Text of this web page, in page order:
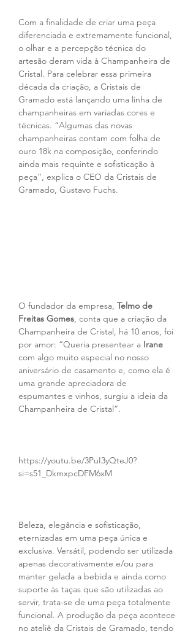
Com a finalidade de criar uma peça
diferenciada e extremamente funcional,
o olhar e a percepção técnica do
artesão deram vida à Champanheira de
Cristal. Para celebrar essa primeira
década da criação, a Cristais de
Gramado está lançando uma linha de
champanheiras em variadas cores e
técnicas. “Algumas das novas
champanheiras contam com folha de
ouro 18k na composição, conferindo
ainda mais requinte e sofisticação à
peça”, explica o CEO da Cristais de
Gramado, Gustavo Fuchs.
O fundador da empresa, Telmo de
Freitas Gomes, conta que a criação da
Champanheira de Cristal, há 10 anos, foi
por amor: “Queria presentear a Irane
com algo muito especial no nosso
aniversário de casamento e, como ela é
uma grande apreciadora de
espumantes e vinhos, surgiu a ideia da
Champanheira de Cristal”.
https://youtu.be/3PuI3yQteJ0?
si=s51_DkmxpcDFM6xM
Beleza, elegância e sofisticação,
eternizadas em uma peça única e
exclusiva. Versátil, podendo ser utilizada
apenas decorativamente e/ou para
manter gelada a bebida e ainda como
suporte às taças que são utilizadas ao
servir, trata-se de uma peça totalmente
funcional. A produção da peça acontece
no ateliê da Cristais de Gramado, tendo